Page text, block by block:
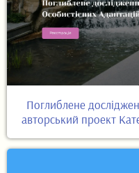
Поглиблене
авторський проект